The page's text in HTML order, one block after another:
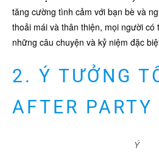
tăng cường tình cảm với bạn bè và
thoải mái và thân thiện, mọi người có
những câu chuyện và kỷ niệm đặc
2. Ý TƯỞNG
AFTER PARTY
Ý